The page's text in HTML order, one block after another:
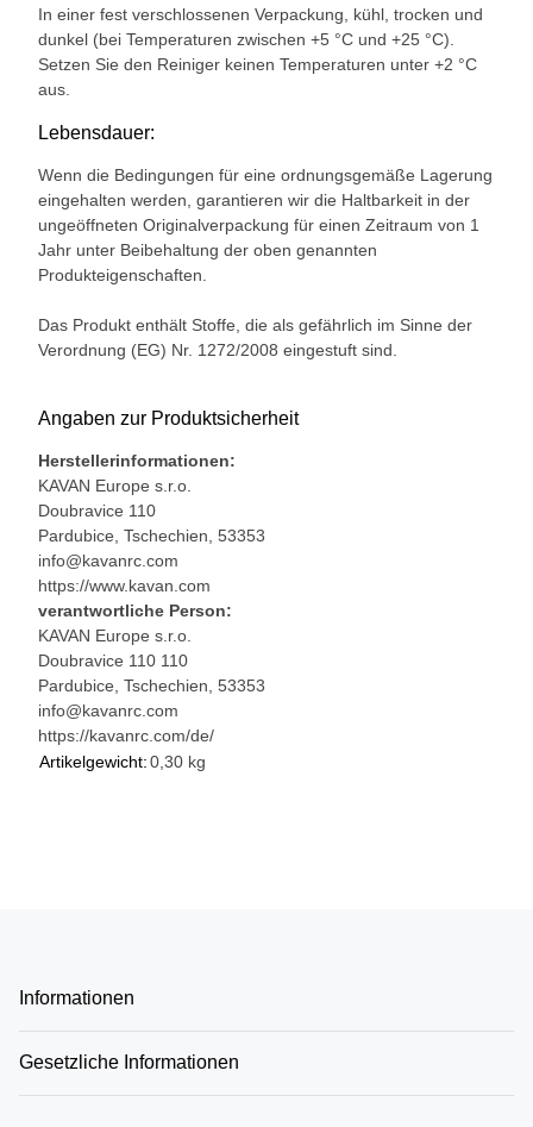
In einer fest verschlossenen Verpackung, kühl, trocken und
dunkel (bei Temperaturen zwischen +5 °C und +25 °C).
Setzen Sie den Reiniger keinen Temperaturen unter +2 °C
aus.
Lebensdauer:
Wenn die Bedingungen für eine ordnungsgemäße Lagerung
eingehalten werden, garantieren wir die Haltbarkeit in der
ungeöffneten Originalverpackung für einen Zeitraum von 1
Jahr unter Beibehaltung der oben genannten
Produkteigenschaften.
Das Produkt enthält Stoffe, die als gefährlich im Sinne der
Verordnung (EG) Nr. 1272/2008 eingestuft sind.
Angaben zur Produktsicherheit
Herstellerinformationen:
KAVAN Europe s.r.o.
Doubravice 110
Pardubice, Tschechien, 53353
info@kavanrc.com
https://www.kavan.com
verantwortliche Person:
KAVAN Europe s.r.o.
Doubravice 110 110
Pardubice, Tschechien, 53353
info@kavanrc.com
https://kavanrc.com/de/
Artikelgewicht:0,30 kg
Informationen
Gesetzliche Informationen